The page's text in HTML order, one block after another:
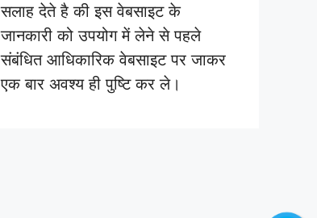
सलाह देते है की इस वेबसाइट के
जानकारी को उपयोग में लेने से पहले
संबंधित आधिकारिक वेबसाइट पर जाकर
एक बार अवश्य ही पुष्टि कर ले।